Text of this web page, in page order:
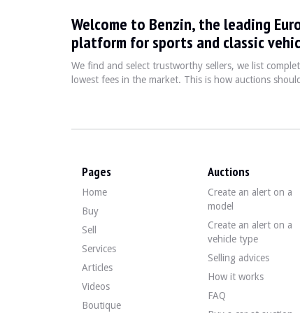
Le Jeep Renegade est un SUV compact qui a été
Fiche technique
Guide de l'acheteur
Lorsque vous envisagez d'acheter un Jeep
Discover all our listings of Jeep Renegade for sale.
Welcome to Benzin, the leading
platform for sports and classic
We find and select trustworthy sellers, we list
lowest fees in the market. This is how auctions
Pages
Home
Buy
Sell
Services
Articles
Videos
Boutique
Auctions
Create an alert on a
model
Create an alert on a
vehicle type
Selling advices
How it works
FAQ